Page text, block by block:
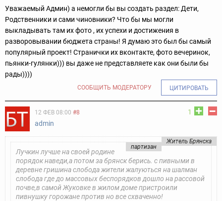
Уважаемый Админ) а немогли бы вы создать раздел: Дети,
Родственники и сами чиновники? Что бы мы могли
выкладывать там их фото , их успехи и достижения в
разворовывании бюджета страны! Я думаю это был бы самый
популярный проект! Странички их вконтакте, фото вечеринок,
пьянки-гулянки))) вы даже не представляете как они были бы
рады))))
СООБЩИТЬ МОДЕРАТОРУ ЦИТИРОВАТЬ
1
12 ФЕВ 08:00 #8
admin
Житель Брянска
партизан
Лучкин лучше на своей родине
порядок наведи,а потом за брянск берись. с пивными в
деревне гришина слобода жители жалуються на шалман
слобода где до массовых беспорядков дошло на рассовой
почве,в самой Жуковке в жилом доме пристроили
пивнушку горожане против но все схваченно!